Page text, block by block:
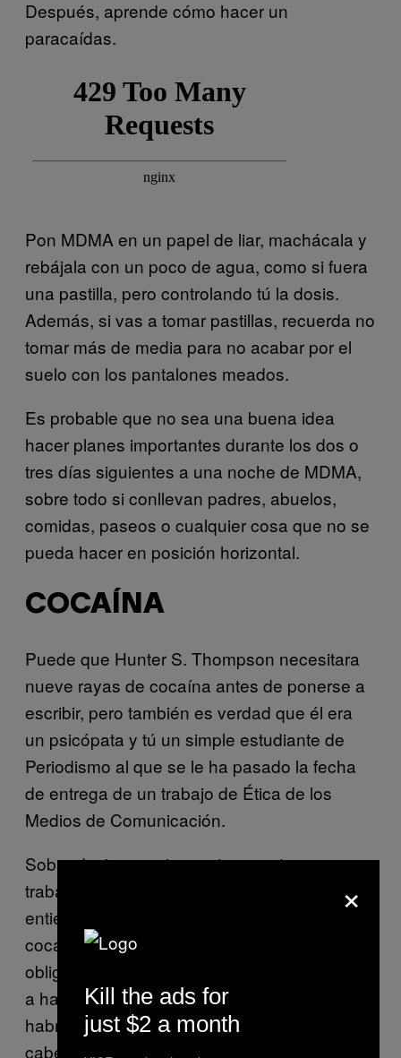
Después, aprende cómo hacer un
paracaídas.
Pon MDMA en un papel de liar, machácala y
rebájala con un poco de agua, como si fuera
una pastilla, pero controlando tú la dosis.
Además, si vas a tomar pastillas, recuerda no
tomar más de media para no acabar por el
suelo con los pantalones meados.
Es probable que no sea una buena idea
hacer planes importantes durante los dos o
tres días siguientes a una noche de MDMA,
sobre todo si conllevan padres, abuelos,
comidas, paseos o cualquier cosa que no se
pueda hacer en posición horizontal.
COCAÍNA
Puede que Hunter S. Thompson necesitara
nueve rayas de cocaína antes de ponerse a
escribir, pero también es verdad que él era
un psicópata y tú un simple estudiante de
Periodismo al que se le ha pasado la fecha
de entrega de un trabajo de Ética de los
Medios de Comunicación.
Sobra decir que, si no quieres entregar un
trabajo de 3.000 palabras que no se
entienda, no debes escribir puesto de
cocaína ni de ninguna otra droga que te
obligue a moverte todo el tiempo en la silla y
a hacer pesas con la mesa. En la universidad
habrá muchas juergas: disfrútalas con
cabeza y guárdate la diversión para más
×
Kill the ads for
just $2 a month